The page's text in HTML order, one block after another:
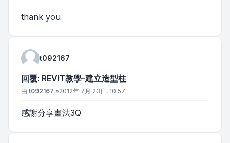
thank you
t092167
回覆: REVIT教學-建立造型柱
文章
由 t092167 »2012年 7月 23日, 10:57
感謝分享畫法3Q